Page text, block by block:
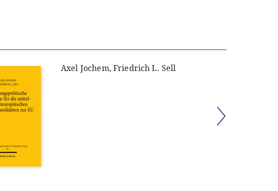
Axel Jochem, Friedrich L. Sell